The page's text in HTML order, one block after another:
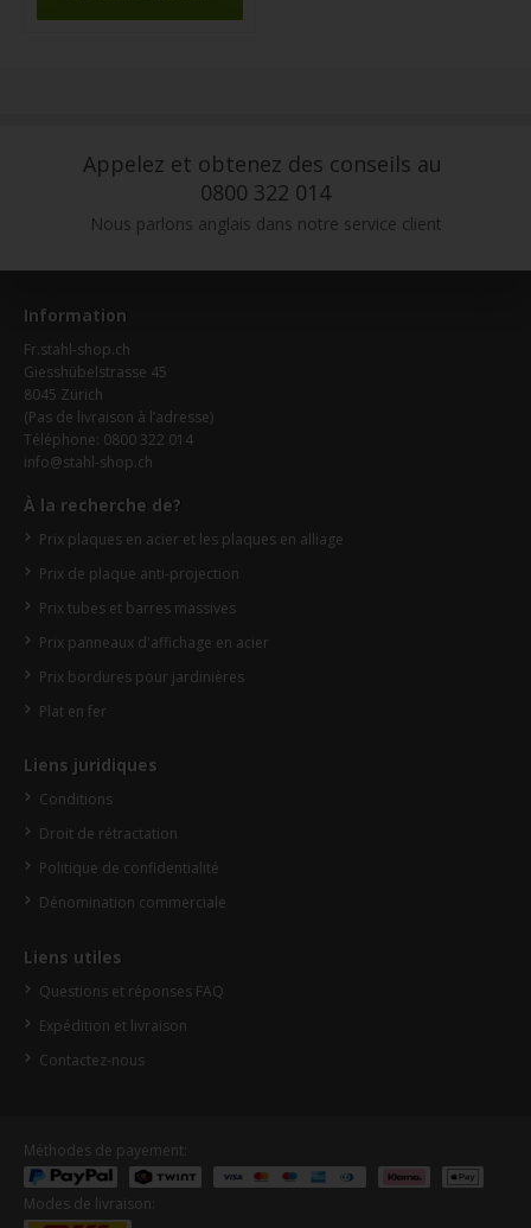
Appelez et obtenez des conseils au
0800 322 014
Nous parlons anglais dans notre service client
Information
Fr.stahl-shop.ch
Giesshübelstrasse 45
8045 Zürich
(Pas de livraison à l’adresse)
Téléphone: 0800 322 014
info@stahl-shop.ch
À la recherche de?
Prix plaques en acier et les plaques en alliage
Prix de plaque anti-projection
Prix tubes et barres massives
Prix panneaux d'affichage en acier
Prix bordures pour jardinières
Plat en fer
Liens juridiques
Conditions
Droit de rétractation
Politique de confidentialité
Dénomination commerciale
Liens utiles
Questions et réponses FAQ
Expédition et livraison
Contactez-nous
Méthodes de payement:
Modes de livraison: